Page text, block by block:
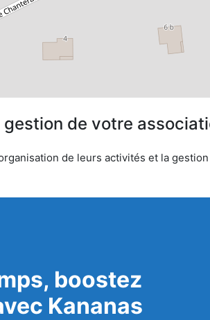
de votre
de leurs activités et la
boostez
Kananas